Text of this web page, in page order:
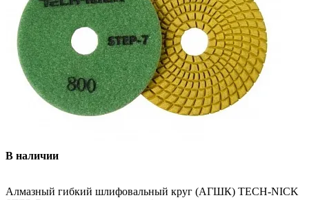
В наличии
Алмазный гибкий шлифовальный круг (АГШК) TECH-NICK